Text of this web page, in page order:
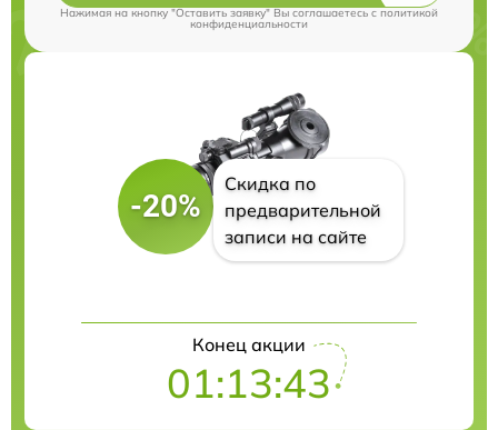
Нажимая на кнопку "Оставить заявку" Вы соглашаетесь cполитикой
конфиденциальности
-20%
Скидка по
предварительной
записи на сайте
Конец акции
01:13:42